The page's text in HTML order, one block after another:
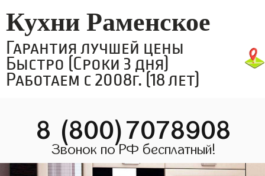
Кухни Раменское
Гарантия лучшей цены
Быстро (Сроки 3 дня)
Работаем с 2008г. (18 лет)
8 (800)7078908
Звонок по РФ бесплатный!